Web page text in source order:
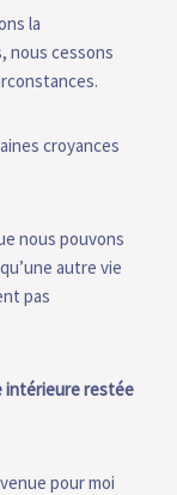
la
nous cessons
croyances
nous pouvons
autre vie
pas
intérieure restée
pour moi